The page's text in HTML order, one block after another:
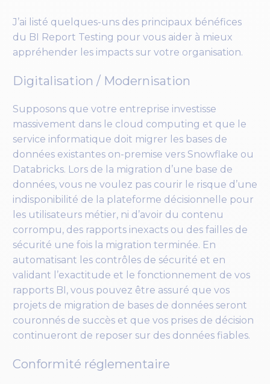
J’ai listé quelques-uns des principaux bénéfices
du BI Report Testing pour vous aider à mieux
appréhender les impacts sur votre organisation.
Digitalisation / Modernisation
Supposons que votre entreprise investisse
massivement dans le cloud computing et que le
service informatique doit migrer les bases de
données existantes on-premise vers Snowflake ou
Databricks. Lors de la migration d’une base de
données, vous ne voulez pas courir le risque d’une
indisponibilité de la plateforme décisionnelle pour
les utilisateurs métier, ni d’avoir du contenu
corrompu, des rapports inexacts ou des failles de
sécurité une fois la migration terminée. En
automatisant les contrôles de sécurité et en
validant l’exactitude et le fonctionnement de vos
rapports BI, vous pouvez être assuré que vos
projets de migration de bases de données seront
couronnés de succès et que vos prises de décision
continueront de reposer sur des données fiables.
Conformité réglementaire